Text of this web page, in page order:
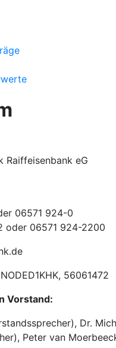
Raiffeisenbank eG
06571 924-0
oder 06571 924-2200
56061472
Vorstand:
Dr.
Peter van